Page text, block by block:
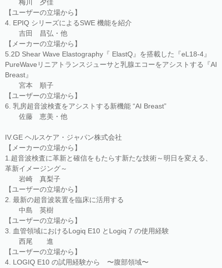
梅川 夕佳
【ユーザーの立場から】
4. EPIQ シリーズによるSWE 機能を紹介
吉田 昌弘・他
【メーカーの立場から】
5.2D Shear Wave Elastography『 ElastQ』を搭載した『eL18-4』
PureWaveリニアトランスジューサと乳腺エコーをアシストする『AI
Breast』
宮本 順子
【ユーザーの立場から】
6. 乳房超音波検査をアシストする新機能 “AI Breast”
佐藤 恵美・他
IV.GE ヘルスケア・ジャパン株式会社
【メーカーの立場から】
1.超音波検査に革新と確信をもたらす新たな技術～明日を変える、
革新イメージング～
岩崎 真梨子
【ユーザーの立場から】
2. 最新の超音波装置を臨床に活用する
中島 英樹
【ユーザーの立場から】
3. 血管領域におけるLogiq E10 とLogiq 7 の使用経験
西尾 進
【ユーザーの立場から】
4. LOGIQ E10 の試用経験から 〜腹部領域〜